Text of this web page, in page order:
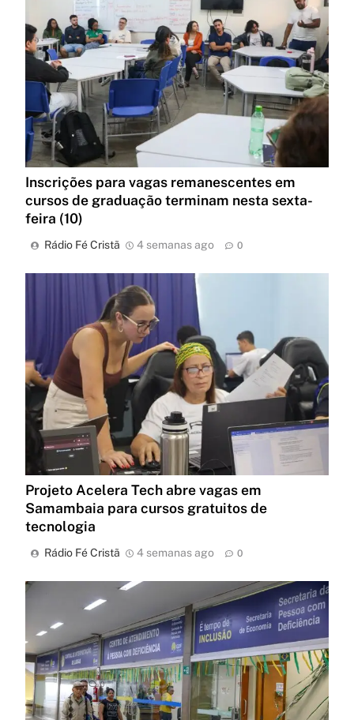
Inscrições para vagas remanescentes em
cursos de graduação terminam nesta sexta-
feira (10)
Rádio Fé Cristã 4 semanas ago 0
Projeto Acelera Tech abre vagas em
Samambaia para cursos gratuitos de
tecnologia
Rádio Fé Cristã 4 semanas ago 0